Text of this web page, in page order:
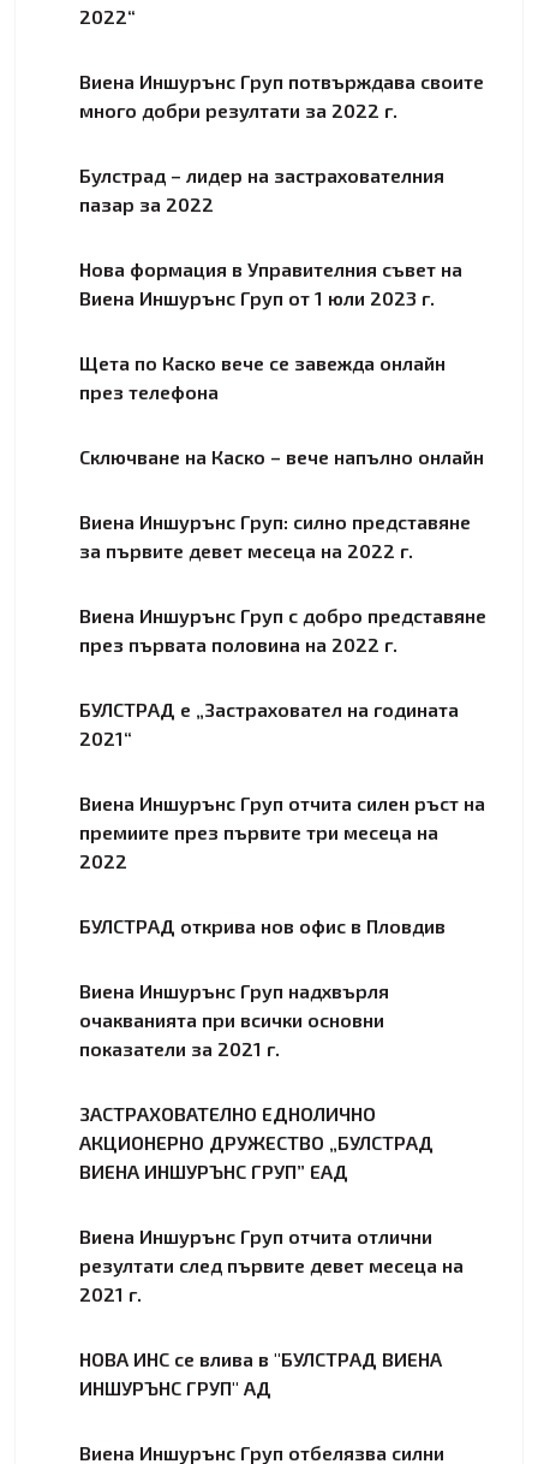
2022“
Виена Иншурънс Груп потвърждава своите
много добри резултати за 2022 г.
Булстрад – лидер на застрахователния
пазар за 2022
Нова формация в Управителния съвет на
Виена Иншурънс Груп от 1 юли 2023 г.
Щета по Каско вече се завежда онлайн
през телефона
Сключване на Каско – вече напълно онлайн
Виена Иншурънс Груп: силно представяне
за първите девет месеца на 2022 г.
Виена Иншурънс Груп с добро представяне
през първата половина на 2022 г.
БУЛСТРАД e „Застраховател на годината
2021“
Виена Иншурънс Груп отчита силен ръст на
премиите през първите три месеца на
2022
БУЛСТРАД открива нов офис в Пловдив
Виена Иншурънс Груп надхвърля
очакванията при всички основни
показатели за 2021 г.
ЗАСТРАХОВАТЕЛНО ЕДНОЛИЧНО
АКЦИОНЕРНО ДРУЖЕСТВО „БУЛСТРАД
ВИЕНА ИНШУРЪНС ГРУП” ЕАД
Виена Иншурънс Груп отчита отлични
резултати след първите девет месеца на
2021 г.
НОВА ИНС се влива в "БУЛСТРАД ВИЕНА
ИНШУРЪНС ГРУП" АД
Виена Иншурънс Груп отбелязва силни